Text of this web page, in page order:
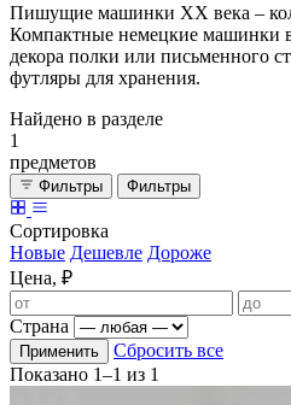
Пишущие машинки ХХ века –
Компактные немецкие машинки
декора полки или письменного
футляры для хранения.
Найдено в разделе
1
предметов
Фильтры Фильтры
Сортировка
Новые Дешевле Дороже
Цена, ₽
Страна
Применить
Сбросить все
Показано 1–1 из 1